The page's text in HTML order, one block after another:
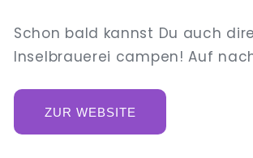
Schon bald kannst Du auch
Inselbrauerei campen! Auf
ZUR WEBSITE